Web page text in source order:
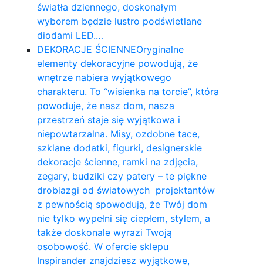
światła dziennego, doskonałym
wyborem będzie lustro podświetlane
diodami LED.…
DEKORACJE ŚCIENNEOryginalne
elementy dekoracyjne powodują, że
wnętrze nabiera wyjątkowego
charakteru. To “wisienka na torcie”, która
powoduje, że nasz dom, nasza
przestrzeń staje się wyjątkowa i
niepowtarzalna. Misy, ozdobne tace,
szklane dodatki, figurki, designerskie
dekoracje ścienne, ramki na zdjęcia,
zegary, budziki czy patery – te piękne
drobiazgi od światowych projektantów
z pewnością spowodują, że Twój dom
nie tylko wypełni się ciepłem, stylem, a
także doskonale wyrazi Twoją
osobowość. W ofercie sklepu
Inspirander znajdziesz wyjątkowe,